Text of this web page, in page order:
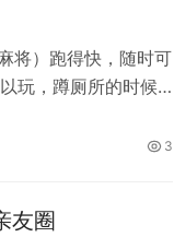
将）跑得快，随时可
玩，蹲厕所的时候
群内小改改也多， 3
友圈